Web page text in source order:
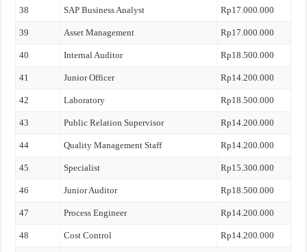
38 SAP Business Analyst Rp17.000.000
39 Asset Management Rp17.000.000
40 Internal Auditor Rp18.500.000
41 Junior Officer Rp14.200.000
42 Laboratory Rp18.500.000
43 Public Relation Supervisor Rp14.200.000
44 Quality Management Staff Rp14.200.000
45 Specialist Rp15.300.000
46 Junior Auditor Rp18.500.000
47 Process Engineer Rp14.200.000
48 Cost Control Rp14.200.000